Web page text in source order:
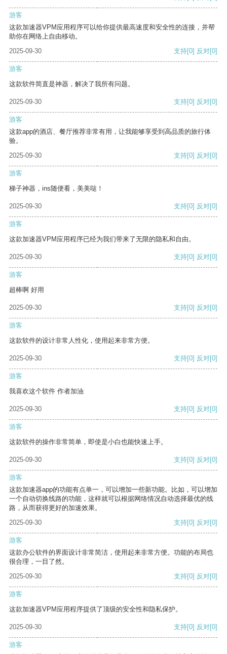
游客
这款加速器VPM应用程序可以给你提供最高速度和安全性的连接，并帮
助你在网络上自由移动。
2025-09-30
支持[0] 反对[0]
游客
这款软件简直是神器，解决了我所有问题。
2025-09-30 支持[0] 反对[0]
游客
这款app的酒店、餐厅推荐非常有用，让我能够享受到高品质的旅行体
验。
2025-09-30
支持[0] 反对[0]
游客
梯子神器，ins随便看，美美哒！
2025-09-30 支持[0] 反对[0]
游客
这款加速器VPM应用程序已经为我们带来了无限的隐私和自由。
2025-09-30 支持[0] 反对[0]
游客
超棒啊 好用
2025-09-30 支持[0] 反对[0]
游客
这款软件的设计非常人性化，使用起来非常方便。
2025-09-30 支持[0] 反对[0]
游客
我喜欢这个软件 作者加油
2025-09-30 支持[0] 反对[0]
游客
这款软件的操作非常简单，即使是小白也能快速上手。
2025-09-30 支持[0] 反对[0]
游客
这款加速器app的功能有点单一，可以增加一些新功能。比如，可以增加
一个自动切换线路的功能，这样就可以根据网络情况自动选择最优的线
路，从而获得更好的加速效果。
2025-09-30
支持[0] 反对[0]
游客
这款办公软件的界面设计非常简洁，使用起来非常方便。功能的布局也
很合理，一目了然。
2025-09-30
支持[0] 反对[0]
游客
这款加速器VPM应用程序提供了顶级的安全性和隐私保护。
2025-09-30 支持[0] 反对[0]
游客